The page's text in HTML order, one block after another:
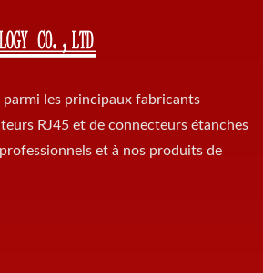
parmi les principaux fabricants
RJ45 et de connecteurs étanches
et à nos produits de